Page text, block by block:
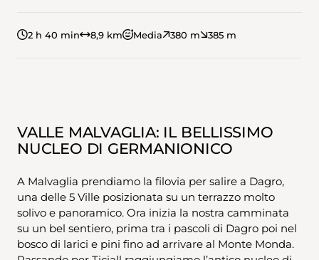
2 h 40 min 8,9 km Media 380 m 385 m
VALLE MALVAGLIA: IL BELLISSIMO
NUCLEO DI GERMANIONICO
A Malvaglia prendiamo la filovia per salire a Dagro,
una delle 5 Ville posizionata su un terrazzo molto
solivo e panoramico. Ora inizia la nostra camminata
su un bel sentiero, prima tra i pascoli di Dagro poi nel
bosco di larici e pini fino ad arrivare al Monte Monda.